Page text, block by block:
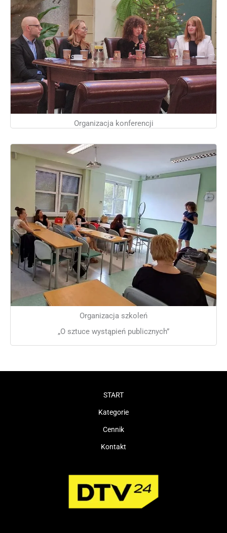
Organizacja konferencji
Organizacja szkoleń
„O sztuce wystąpień publicznych”
START
Kategorie
Cennik
Kontakt